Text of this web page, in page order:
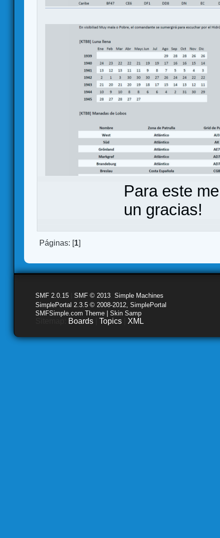
Para este
un gracias!
Páginas: [1]
SMF 2.0.15 SMF © 2013 Simple Machines
SimplePortal 2.3.5 © 2008-2012, SimplePortal
SMFSimple.com Theme | Skin Samp
Boards Topics XML